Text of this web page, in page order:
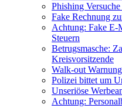
Phishing
Fake Rechnung
Achtung: Fake E-
Steuern
Betrugsmasche:
Kreisvorsitzende
Walk-out Warnung
Polizei bittet um
Unseriöse
Achtung: